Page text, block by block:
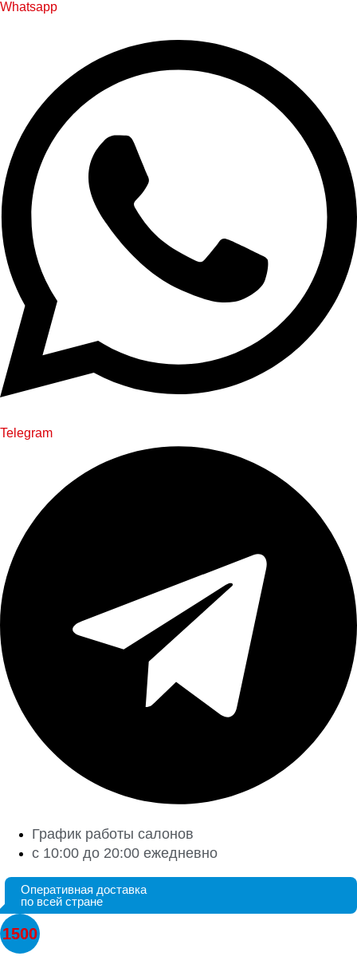
Whatsapp
Telegram
График работы салонов
с 10:00 до 20:00 ежедневно
Оперативная доставка
по всей стране
1500